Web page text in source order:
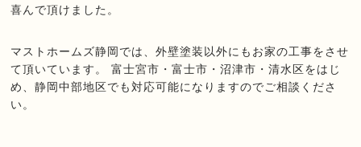
喜んで頂けました。
マストホームズ静岡では、外壁塗装以外にもお家の工事をさせ
て頂いています。 富士宮市・富士市・沼津市・清水区をはじ
め、静岡中部地区でも対応可能になりますのでご相談くださ
い。